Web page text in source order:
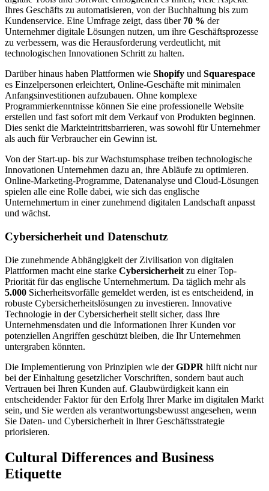
Ihres Geschäfts zu automatisieren, von der Buchhaltung bis zum
Kundenservice. Eine Umfrage zeigt, dass über 70 % der
Unternehmer digitale Lösungen nutzen, um ihre Geschäftsprozesse
zu verbessern, was die Herausforderung verdeutlicht, mit
technologischen Innovationen Schritt zu halten.
Darüber hinaus haben Plattformen wie Shopify und Squarespace
es Einzelpersonen erleichtert, Online-Geschäfte mit minimalen
Anfangsinvestitionen aufzubauen. Ohne komplexe
Programmierkenntnisse können Sie eine professionelle Website
erstellen und fast sofort mit dem Verkauf von Produkten beginnen.
Dies senkt die Markteintrittsbarrieren, was sowohl für Unternehmer
als auch für Verbraucher ein Gewinn ist.
Von der Start-up- bis zur Wachstumsphase treiben technologische
Innovationen Unternehmen dazu an, ihre Abläufe zu optimieren.
Online-Marketing-Programme, Datenanalyse und Cloud-Lösungen
spielen alle eine Rolle dabei, wie sich das englische
Unternehmertum in einer zunehmend digitalen Landschaft anpasst
und wächst.
Cybersicherheit und Datenschutz
Die zunehmende Abhängigkeit der Zivilisation von digitalen
Plattformen macht eine starke Cybersicherheit zu einer Top-
Priorität für das englische Unternehmertum. Da täglich mehr als
5.000 Sicherheitsvorfälle gemeldet werden, ist es entscheidend, in
robuste Cybersicherheitslösungen zu investieren. Innovative
Technologie in der Cybersicherheit stellt sicher, dass Ihre
Unternehmensdaten und die Informationen Ihrer Kunden vor
potenziellen Angriffen geschützt bleiben, die Ihr Unternehmen
untergraben könnten.
Die Implementierung von Prinzipien wie derGDPR hilft nicht nur
bei der Einhaltung gesetzlicher Vorschriften, sondern baut auch
Vertrauen bei Ihren Kunden auf. Glaubwürdigkeit kann ein
entscheidender Faktor für den Erfolg Ihrer Marke im digitalen Markt
sein, und Sie werden als verantwortungsbewusst angesehen, wenn
Sie Daten- und Cybersicherheit in Ihrer Geschäftsstrategie
priorisieren.
Cultural Differences and Business
Etiquette